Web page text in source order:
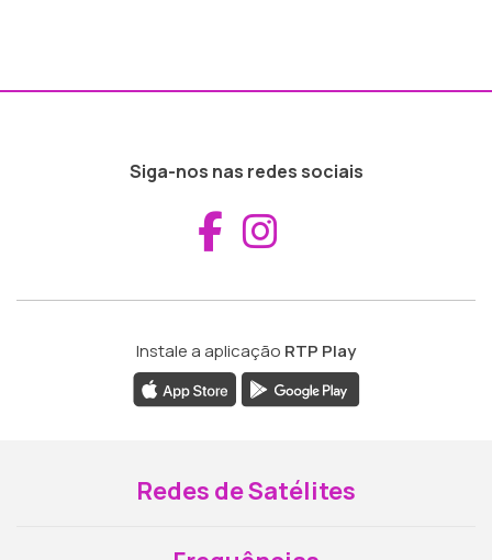
Siga-nos nas redes sociais
Aceder ao
Instale a aplicação RTP Play
Redes de Satélites